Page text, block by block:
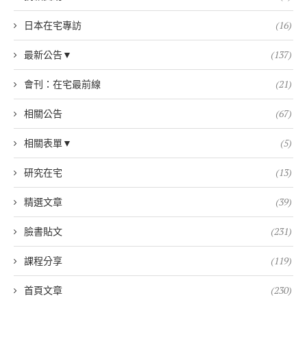
日本在宅專訪 (16)
最新公告▼ (137)
會刊：在宅最前線 (21)
相關公告 (67)
相關表單▼ (5)
研究在宅 (13)
精選文章 (39)
臉書貼文 (231)
課程分享 (119)
首頁文章 (230)